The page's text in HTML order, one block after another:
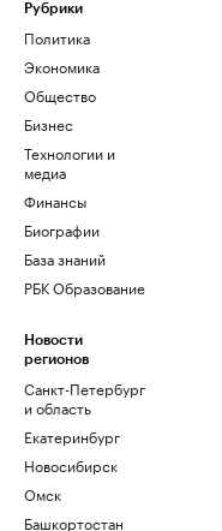
Рубрики
Политика
Экономика
Общество
Бизнес
Технологии и
медиа
Финансы
Биографии
База знаний
РБК Образование
Новости
регионов
Санкт-Петербург
и область
Екатеринбург
Новосибирск
Омск
Башкортостан